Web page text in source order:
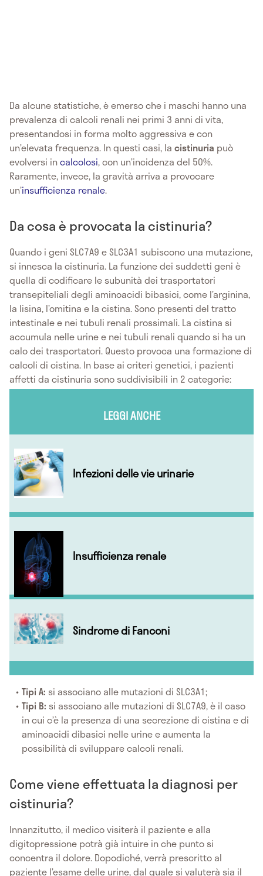
Da alcune statistiche, è emerso che i maschi hanno una
prevalenza di calcoli renali nei primi 3 anni di vita,
presentandosi in forma molto aggressiva e con
un’elevata frequenza. In questi casi, la cistinuria può
evolversi incalcolosi, con un’incidenza del 50%.
Raramente, invece, la gravità arriva a provocare
un’insufficienza renale.
Da cosa è provocata la cistinuria?
Quando i geni SLC7A9 e SLC3A1 subiscono una mutazione,
si innesca la cistinuria. La funzione dei suddetti geni è
quella di codificare le subunità dei trasportatori
transepiteliali degli aminoacidi bibasici, come l’arginina,
la lisina, l’omitina e la cistina. Sono presenti del tratto
intestinale e nei tubuli renali prossimali. La cistina si
accumula nelle urine e nei tubuli renali quando si ha un
calo dei trasportatori. Questo provoca una formazione di
calcoli di cistina. In base ai criteri genetici, i pazienti
affetti da cistinuria sono suddivisibili in 2 categorie:
LEGGI ANCHE
Infezioni delle vie urinarie
Insufficienza renale
Sindrome di Fanconi
Tipi A: si associano alle mutazioni di SLC3A1;
Tipi B: si associano alle mutazioni di SLC7A9, è il caso
in cui c’è la presenza di una secrezione di cistina e di
aminoacidi dibasici nelle urine e aumenta la
possibilità di sviluppare calcoli renali.
Come viene effettuata la diagnosi per
cistinuria?
Innanzitutto, il medico visiterà il paziente e alla
digitopressione potrà già intuire in che punto si
concentra il dolore. Dopodiché, verrà prescritto al
paziente l’esame delle urine, dal quale si valuterà sia il